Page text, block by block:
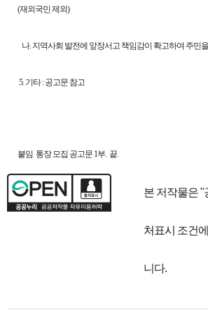
(재외국민 제외)
나. 지역사회 발전에 앞장서고 책임감이 확고하여 주민
5. 기타 : 공고문 참고
붙임 통장 모집 공고문 1부. 끝.
본 저작물은 "
처표시 조건
니다.